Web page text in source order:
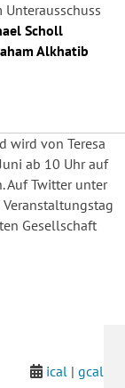
Scholl
Alkhatib
wird von Teresa
ab 10 Uhr auf
Auf Twitter unter
Gesellschaft
ical | gcal